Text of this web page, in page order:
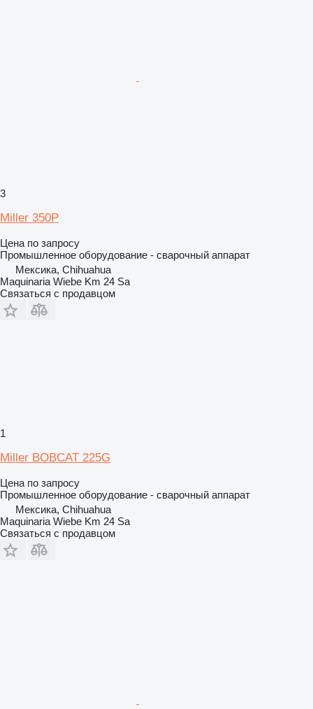
3
Miller 350P
Цена по запросу
Промышленное оборудование - сварочный аппарат
Мексика, Chihuahua
Maquinaria Wiebe Km 24 Sa
Связаться с продавцом
1
Miller BOBCAT 225G
Цена по запросу
Промышленное оборудование - сварочный аппарат
Мексика, Chihuahua
Maquinaria Wiebe Km 24 Sa
Связаться с продавцом